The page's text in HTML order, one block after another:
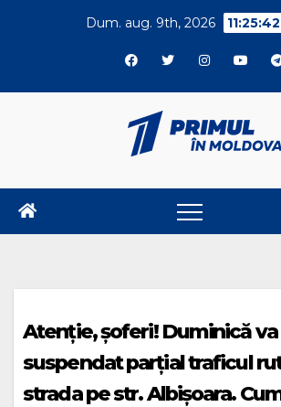
Dum. aug. 9th, 2026
Atenție, șoferi! Duminică
suspendat parțial traficul
strada pe str. Albișoara.